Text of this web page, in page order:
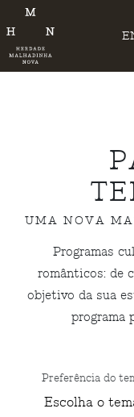
UMA NOVA
Programas
românticos: de
objetivo da sua
programa
Preferência do